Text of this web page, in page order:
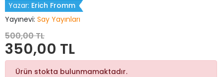
Yazar: Erich Fromm
Yayınevi: Say Yayınları
500,00 TL
350,00 TL
Ürün stokta bulunmamaktadır.